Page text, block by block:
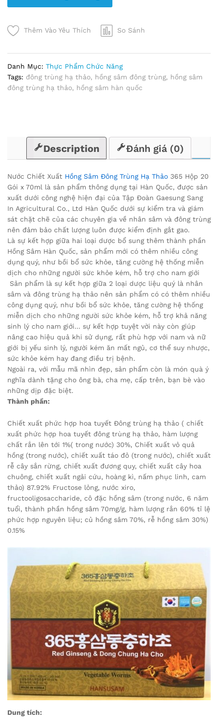
Đông
Hạ
20
Gói
x
Thêm Vào Yêu Thích So Sánh
Danh Mục: Thực Phẩm Chức Năng
Tags: đông trùng hạ thảo, hồng sâm đông trùng, hồng sâm
đông trùng hạ thảo, hồng sâm hàn quốc
Description Đánh giá (0)
Nước Chiết Xuất Hồng Sâm Đông Trùng Hạ Thảo 365 Hộp 20
Gói x 70ml là sản phẩm thông dụng tại Hàn Quốc, được sản
xuất dưới công nghệ hiện đại của Tập Đoàn Gaesung Sang
In Agricultural Co., Ltd Hàn Quốc dưới sự kiểm tra và giám
sát chặt chẽ của các chuyên gia về nhân sâm và đông trùng
nên đảm bảo chất lượng luôn được kiểm định gắt gao.
Là sự kết hợp giữa hai loại dược bổ sung thêm thành phần
Hồng Sâm Hàn Quốc, sản phẩm mới có thêm nhiều công
dụng quý, như bồi bổ sức khỏe, tăng cường hệ thống miễn
dịch cho những người sức khỏe kém, hỗ trợ cho nam giới
Sản phẩm là sự kết hợp giữa 2 loại dược liệu quý là nhân
sâm và đông trùng hạ thảo nên sản phẩm có có thêm nhiều
công dụng quý, như bồi bổ sức khỏe, tăng cường hệ thống
miễn dịch cho những người sức khỏe kém, hỗ trợ khả năng
sinh lý cho nam giới… sự kết hợp tuyệt vời này còn giúp
nâng cao hiệu quả khi sử dụng, rất phù hợp với nam và nữ
giới bị yếu sinh lý, người kém ăn mất ngủ, cơ thể suy nhược,
sức khỏe kém hay đang điều trị bệnh.
Ngoài ra, với mẫu mã nhìn đẹp, sản phẩm còn là món quà ý
nghĩa dành tặng cho ông bà, cha mẹ, cấp trên, bạn bè vào
những dịp đặc biệt.
Thành phần:
Chiết xuất phức hợp hoa tuyết Đông trùng hạ thảo ( chiết
xuất phức hợp hoa tuyết đông trùng hạ thảo, hàm lượng
chất rắn lên tới 1%( trong nước) 30%, Chiết xuất vỏ quả
hồng (trong nước), chiết xuất táo đỏ (trong nước), chiết xuất
rễ cây sắn rừng, chiết xuất đương quy, chiết xuất cây hoa
chuông, chiết xuất ngải cứu, hoàng kì, nấm phục linh, cam
thảo) 87.92% Fructose lỏng, nước xiro,
fructooligosaccharide, cô đặc hồng sâm (trong nước, 6 năm
tuổi, thành phần hồng sâm 70mg/g, hàm lượng rắn 60% tỉ lệ
phức hợp nguyên liệu; củ hồng sâm 70%, rễ hồng sâm 30%)
0.15%
Dung tích: